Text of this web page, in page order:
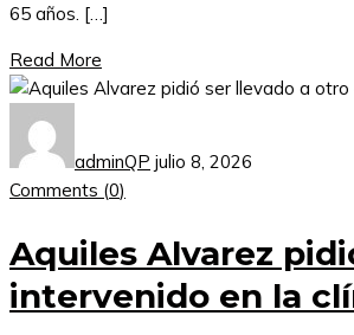
65 años. […]
Read More
adminQP julio 8, 2026
Comments (0)
Aquiles Alvarez
intervenido en la